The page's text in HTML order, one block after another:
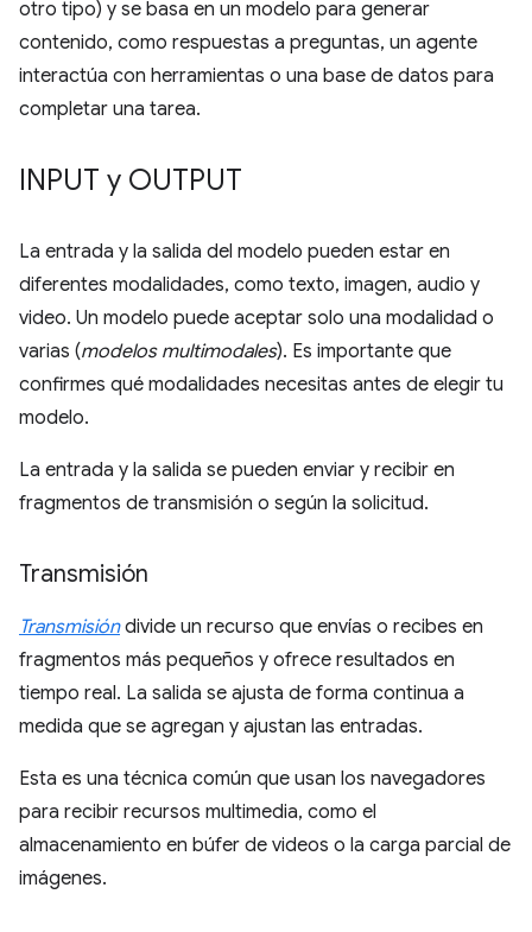
otro tipo) y se basa en un modelo para generar
contenido, como respuestas a preguntas, un agente
interactúa con herramientas o una base de datos para
completar una tarea.
INPUT y OUTPUT
La entrada y la salida del modelo pueden estar en
diferentes modalidades, como texto, imagen, audio y
video. Un modelo puede aceptar solo una modalidad o
varias (modelos multimodales). Es importante que
confirmes qué modalidades necesitas antes de elegir tu
modelo.
La entrada y la salida se pueden enviar y recibir en
fragmentos de transmisión o según la solicitud.
Transmisión
Transmisióndivide un recurso que envías o recibes en
fragmentos más pequeños y ofrece resultados en
tiempo real. La salida se ajusta de forma continua a
medida que se agregan y ajustan las entradas.
Esta es una técnica común que usan los navegadores
para recibir recursos multimedia, como el
almacenamiento en búfer de videos o la carga parcial de
imágenes.